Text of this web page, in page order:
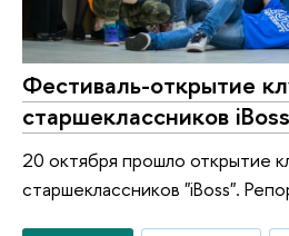
Фестиваль-открытие
старшеклассников iBoss
20 октября прошло открытие
старшеклассников "iBoss".